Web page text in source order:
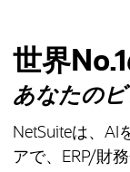
世界
あなたの
NetSuiteは、AI
アで、ERP/財